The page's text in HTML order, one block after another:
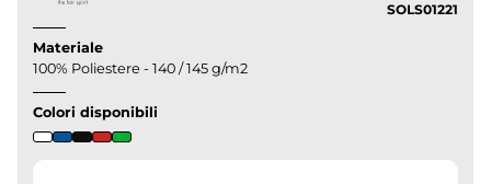
SOLS01221
Materiale
100% Poliestere - 140 / 145 g/m2
Colori disponibili